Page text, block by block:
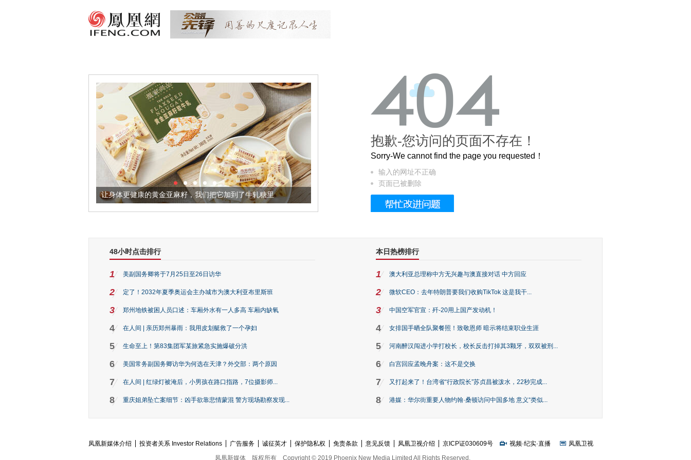
让身体更健康的黄金亚麻籽，我们把它加到了牛轧糖里 被列入佛家七宝的它到底有多美？
抱歉-您访问的页面不存在！
Sorry-We cannot find the page you requested！
输入的网址不正确
页面已被删除
48小时点击排行
1 美副国务卿将于7月25日至26日访华
2 定了！2032年夏季奥运会主办城市为澳大利亚布里斯班
3 郑州地铁被困人员口述：车厢外水有一人多高 车厢内缺氧
4 在人间 | 亲历郑州暴雨：我用皮划艇救了一个孕妇
5 生命至上！第83集团军某旅紧急实施爆破分洪
6 美国常务副国务卿访华为何选在天津？外交部：两个原因
7 在人间 | 红绿灯被淹后，小男孩在路口指路，7位摄影师...
8 重庆姐弟坠亡案细节：凶手欲靠悲情蒙混 警方现场勘察发现...
本日热榜排行
1 澳大利亚总理称中方无兴趣与澳直接对话 中方回应
2 微软CEO：去年特朗普要我们收购TikTok 这是我干...
3 中国空军官宣：歼-20用上国产发动机！
4 女排国手晒全队聚餐照！致敬恩师 暗示将结束职业生涯
5 河南醉汉闯进小学打校长，校长反击打掉其3颗牙，双双被刑...
6 白宫回应孟晚舟案：这不是交换
7 又打起来了！台湾省“行政院长”苏贞昌被泼水，22秒完成...
8 港媒：华尔街重要人物约翰·桑顿访问中国多地 意义“类似...
凤凰新媒体介绍 投资者关系 Investor Relations 广告服务 诚征英才 保护隐私权 免责条款 意见反馈 凤凰卫视介绍 京ICP证030609号 视频·纪实·直播
凤凰卫视
凤凰新媒体
版权所有 Copyright © 2019 Phoenix New Media Limited All Rights Reserved.